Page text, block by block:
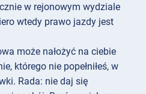
w rejonowym wydziale
wtedy prawo jazdy jest
może nałożyć na ciebie
którego nie popełniłeś, w
Rada: nie daj się